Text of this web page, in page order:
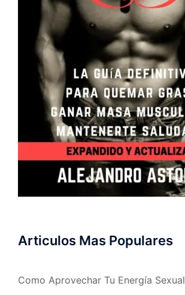
Articulos Mas Populares
Como Aprovechar Tu Energía Sexual